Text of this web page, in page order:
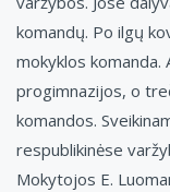
komandų. Po ilgų
mokyklos komanda.
progimnazijos, o
komandos.
respublikinėse
Mokytojos E.